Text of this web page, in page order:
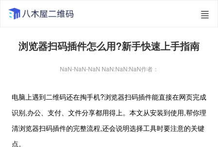
浏览器扫码插件怎么用?新手快速上手指南
NaN-NaN-NaN NaN:NaN:NaN作者：
电脑上遇到二维码还在掏手机?浏览器扫码插件能直接在网页完成
识别,办公、支付、文件分享都用得上。本文从安装到使用,帮你理
清浏览器扫码插件的完整流程,还会说明选择工具时要注意的关键
点。